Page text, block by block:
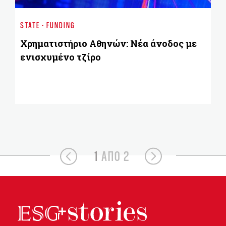
STATE - FUNDING
Χρηματιστήριο Αθηνών: Νέα άνοδος με
ενισχυμένο τζίρο
1 ΑΠΟ 2